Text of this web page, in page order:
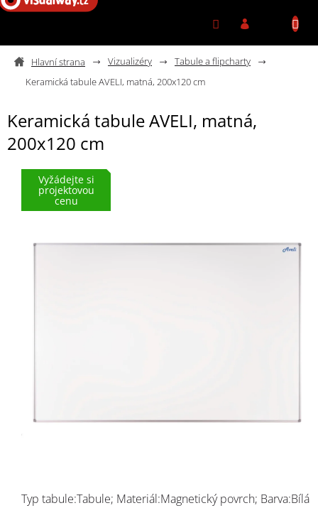
Přejít na obsah
Vizualizéry
Tabule a flipcharty
Keramická tabule AVELI, matná, 200x120 cm
Keramická tabule AVELI, matná,
200x120 cm
Vyžádejte si
projektovou
cenu
Typ tabule:Tabule; Materiál:Magnetický povrch; Barva:Bílá